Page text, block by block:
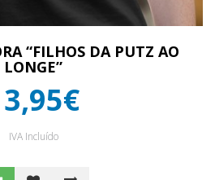
“FILHOS DA PUTZ AO
LONGE”
IVA Incluído